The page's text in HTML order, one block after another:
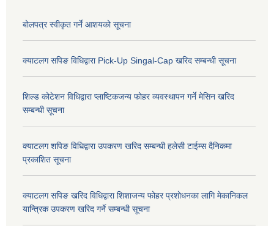
बोलपत्र स्वीकृत गर्ने आशयको सूचना
क्याटलग सपिङ विधिद्वारा Pick-Up Singal-Cap खरिद सम्बन्धी सूचना
शिल्ड कोटेशन विधिद्वारा प्लाष्टिकजन्य फोहर व्यवस्थापन गर्ने मेसिन खरिद
सम्बन्धी सूचना
क्याटलग शपिङ विधिद्वारा उपकरण खरिद सम्बन्धी हलेसी टाईम्स दैनिकमा
प्रकाशित सूचना
क्याटलग सपिङ खरिद विधिद्वारा शिशाजन्य फोहर प्रशोधनका लागि मेकानिकल
यान्त्रिक उपकरण खरिद गर्ने सम्बन्धी सूचना